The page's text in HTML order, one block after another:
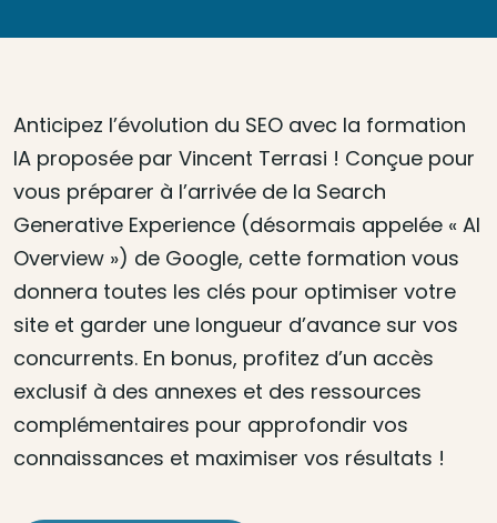
Anticipez l’évolution du SEO avec la formation
IA proposée par Vincent Terrasi ! Conçue pour
vous préparer à l’arrivée de la Search
Generative Experience (désormais appelée « AI
Overview ») de Google, cette formation vous
donnera toutes les clés pour optimiser votre
site et garder une longueur d’avance sur vos
concurrents. En bonus, profitez d’un accès
exclusif à des annexes et des ressources
complémentaires pour approfondir vos
connaissances et maximiser vos résultats !